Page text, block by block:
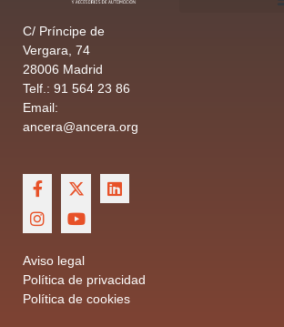
C/ Príncipe de
Vergara, 74
28006 Madrid
Telf.: 91 564 23 86
Email:
ancera@ancera.org
Aviso legal
Política de privacidad
Política de cookies